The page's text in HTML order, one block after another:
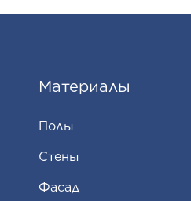
Материалы
Полы
Стены
Фасад